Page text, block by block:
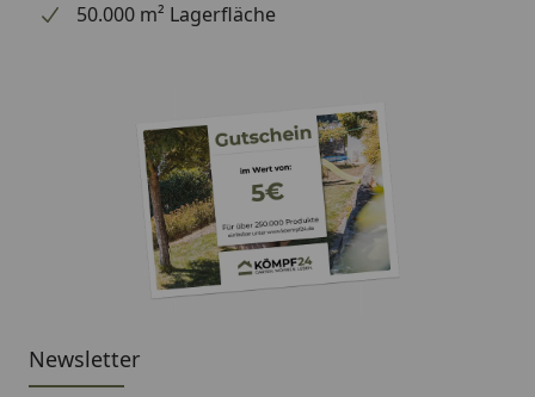
50.000 m² Lagerfläche
Newsletter